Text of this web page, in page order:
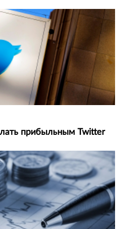
прибыльным Twitter